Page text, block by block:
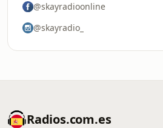
@skayradioonline
@skayradio_
Radios.com.es